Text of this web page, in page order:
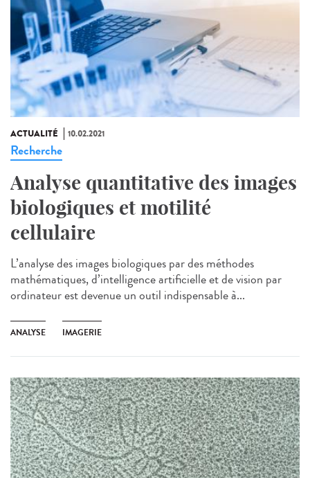
ACTUALITÉ 10.02.2021
Recherche
Analyse quantitative des images
biologiques et motilité
cellulaire
L’analyse des images biologiques par des méthodes
mathématiques, d’intelligence artificielle et de vision par
ordinateur est devenue un outil indispensable à...
ANALYSE IMAGERIE